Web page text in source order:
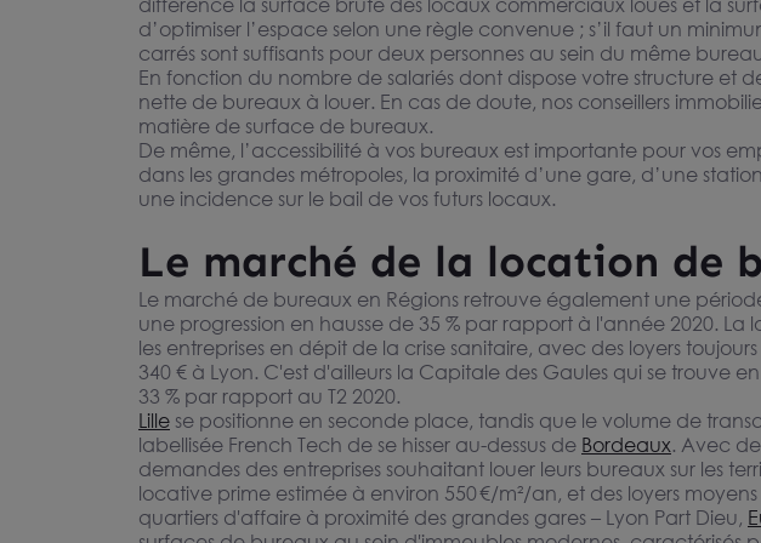
Bureaux à louer à Lyon 7ème
dans parc tertiaire avec parking
LYON 69007
Dès 150 € /m²/an HT HC
Bureaux à louer ou à vendre à
Villeurbanne étage élevé avec
accès PMR
VILLEURBANNE 69100
195 m²
Dès 160 € /m²/an HT HC
différence la surface brute des locaux commerciaux loués et la
d’optimiser l’espace selon une règle convenue ; s’il faut un
carrés sont suffisants pour deux personnes au sein du même
En fonction du nombre de salariés dont dispose votre structure et
nette de bureaux à louer. En cas de doute, nos conseillers
matière de surface de bureaux.
De même, l’accessibilité à vos bureaux est importante pour vos
dans les grandes métropoles, la proximité d’une gare, d’une
une incidence sur le bail de vos futurs locaux.
Le marché de la location de
Le marché de bureaux en Régions retrouve également une
une progression en hausse de 35 % par rapport à l'année 2020.
les entreprises en dépit de la crise sanitaire, avec des loyers
340 € à Lyon. C'est d'ailleurs la Capitale des Gaules qui se trouve
33 % par rapport au T2 2020.
Lille se positionne en seconde place, tandis que le volume de
labellisée French Tech de se hisser au-dessus de Bordeaux. Avec
demandes des entreprises souhaitant louer leurs bureaux sur les
locative prime estimée à environ 550 €/m²/an, et des loyers
quartiers d'affaire à proximité des grandes gares – Lyon Part Dieu,